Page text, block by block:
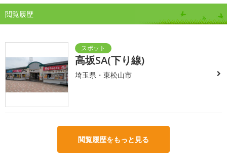
閲覧履歴
高坂SA(下り線)
埼玉県・東松山市
閲覧履歴をもっと見る